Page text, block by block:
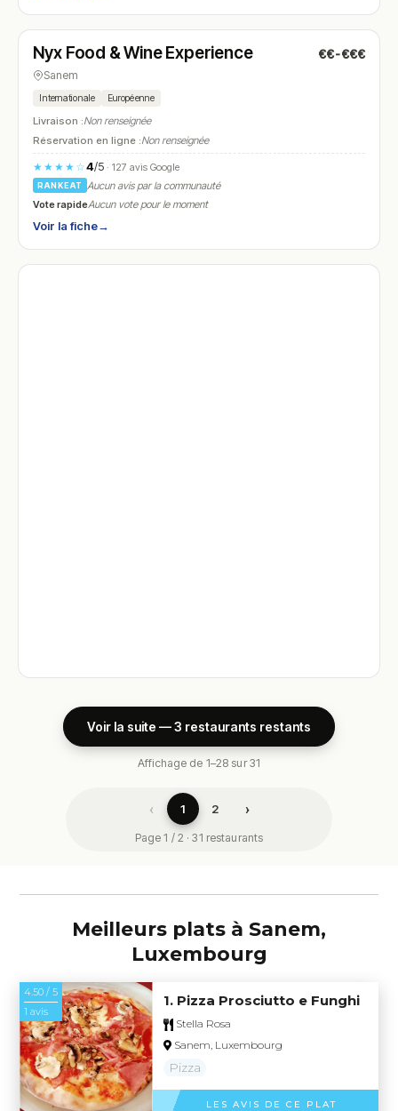
N° 28
Nyx Food & Wine Experience €€-€€€
Sanem
Internationale Européenne
Livraison :Non renseignée
Réservation en ligne :Non renseignée
★★★★☆4/5· 127 avis Google
RANKEAT
Aucun avis par la communauté
Vote rapideAucun vote pour le moment
Voir la fiche→
Voir la suite — 3 restaurants restants
Affichage de 1–28 sur 31
‹ 1 2 ›
Page 1 / 2 · 31 restaurants
Meilleurs plats à Sanem,
Luxembourg
4.50 / 5
1 avis
1. Pizza Prosciutto e Funghi
Stella Rosa
Sanem, Luxembourg
Pizza
LES AVIS DE CE PLAT